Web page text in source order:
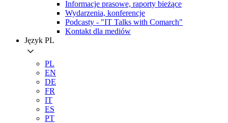
Informacje prasowe, raporty bieżące
Wydarzenia, konferencje
Podcasty - "IT Talks with Comarch"
Kontakt dla mediów
Język PL
PL
EN
DE
FR
IT
ES
PT